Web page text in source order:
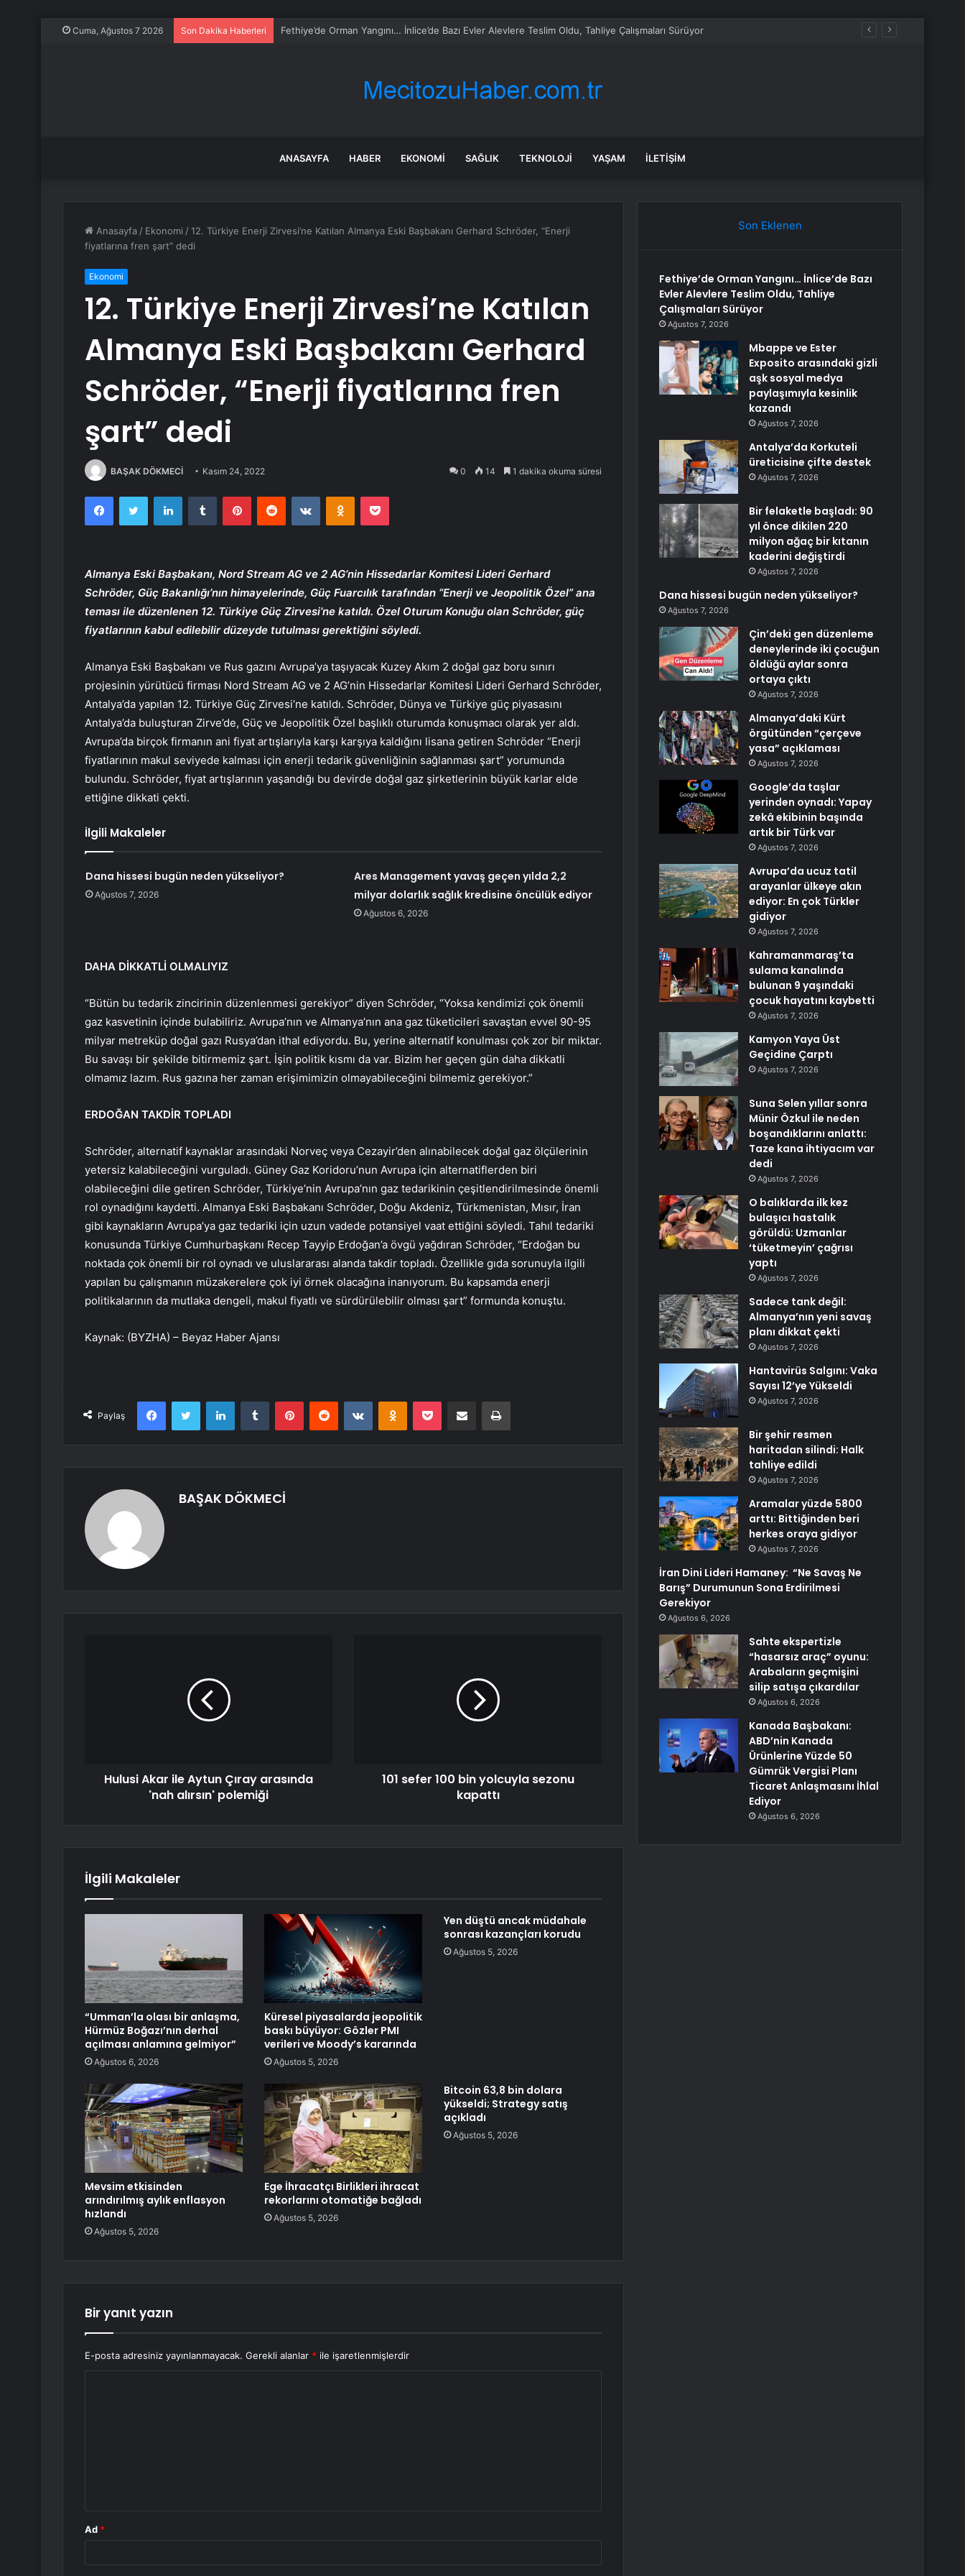
Cuma, Ağustos 7 2026 Son Dakika Haberleri Mbappe ve Ester Exposito arasındaki gizli aşk sosyal medya paylaşımıyla kesinlik kazandı
ANASAYFA HABER EKONOMI SAĞLIK TEKNOLOJI YAŞAM İLETIŞIM
Anasayfa / Ekonomi /12. Türkiye Enerji Zirvesi’ne Katılan Almanya Eski Başbakanı Gerhard Schröder, “Enerji
fiyatlarına fren şart” dedi
Ekonomi
12. Türkiye Enerji Zirvesi’ne Katılan
Almanya Eski Başbakanı Gerhard
Schröder, “Enerji fiyatlarına fren
şart” dedi
BAŞAK DÖKMECİ Kasım 24, 2022 0 14 1 dakika okuma süresi
FacebookTwitter LinkedInTumblr PinterestReddit VKontakteOdnoklassniki
Pocket
Almanya Eski Başbakanı, Nord Stream AG ve 2 AG’nin Hissedarlar Komitesi Lideri Gerhard
Schröder, Güç Bakanlığı’nın himayelerinde, Güç Fuarcılık tarafından “Enerji ve Jeopolitik Özel” ana
teması ile düzenlenen 12. Türkiye Güç Zirvesi’ne katıldı. Özel Oturum Konuğu olan Schröder, güç
fiyatlarının kabul edilebilir düzeyde tutulması gerektiğini söyledi.
Almanya Eski Başbakanı ve Rus gazını Avrupa’ya taşıyacak Kuzey Akım 2 doğal gaz boru sınırı
projesinin yürütücü firması Nord Stream AG ve 2 AG’nin Hissedarlar Komitesi Lideri Gerhard Schröder,
Antalya’da yapılan 12. Türkiye Güç Zirvesi’ne katıldı. Schröder, Dünya ve Türkiye güç piyasasını
Antalya’da buluşturan Zirve’de, Güç ve Jeopolitik Özel başlıklı oturumda konuşmacı olarak yer aldı.
Avrupa’da birçok firmanın ani fiyat artışlarıyla karşı karşıya kaldığını lisana getiren Schröder “Enerji
fiyatlarının makul seviyede kalması için enerji tedarik güvenliğinin sağlanması şart” yorumunda
bulundu. Schröder, fiyat artışlarının yaşandığı bu devirde doğal gaz şirketlerinin büyük karlar elde
ettiğine dikkati çekti.
İlgili Makaleler
Dana hissesi bugün neden yükseliyor?
Ağustos 7, 2026
Ares Management yavaş geçen yılda 2,2
milyar dolarlık sağlık kredisine öncülük ediyor
Ağustos 6, 2026
DAHA DİKKATLİ OLMALIYIZ
“Bütün bu tedarik zincirinin düzenlenmesi gerekiyor” diyen Schröder, “Yoksa kendimizi çok önemli
gaz kasvetinin içinde bulabiliriz. Avrupa’nın ve Almanya’nın ana gaz tüketicileri savaştan evvel 90-95
milyar metreküp doğal gazı Rusya’dan ithal ediyordu. Bu, yerine alternatif konulması çok zor bir miktar.
Bu savaşı bir şekilde bitirmemiz şart. İşin politik kısmı da var. Bizim her geçen gün daha dikkatli
olmamız lazım. Rus gazına her zaman erişimimizin olmayabileceğini bilmemiz gerekiyor.”
ERDOĞAN TAKDİR TOPLADI
Schröder, alternatif kaynaklar arasındaki Norveç veya Cezayir’den alınabilecek doğal gaz ölçülerinin
yetersiz kalabileceğini vurguladı. Güney Gaz Koridoru’nun Avrupa için alternatiflerden biri
olabileceğini dile getiren Schröder, Türkiye’nin Avrupa’nın gaz tedarikinin çeşitlendirilmesinde önemli
rol oynadığını kaydetti. Almanya Eski Başbakanı Schröder, Doğu Akdeniz, Türkmenistan, Mısır, İran
gibi kaynakların Avrupa’ya gaz tedariki için uzun vadede potansiyel vaat ettiğini söyledi. Tahıl tedariki
konusunda Türkiye Cumhurbaşkanı Recep Tayyip Erdoğan’a övgü yağdıran Schröder, “Erdoğan bu
noktada çok önemli bir rol oynadı ve uluslararası alanda takdir topladı. Özellikle gıda sorunuyla ilgili
yapılan bu çalışmanın müzakerelere çok iyi örnek olacağına inanıyorum. Bu kapsamda enerji
politikalarının da mutlaka dengeli, makul fiyatlı ve sürdürülebilir olması şart” formunda konuştu.
Kaynak: (BYZHA) – Beyaz Haber Ajansı
Paylaş
FacebookTwitter LinkedInTumblr PinterestReddit VKontakteOdnoklassniki
Pocket E-Posta ile paylaş Yazdır
BAŞAK DÖKMECİ
Hulusi Akar ile Aytun Çıray arasında
'nah alırsın' polemiği
101 sefer 100 bin yolcuyla sezonu
kapattı
İlgili Makaleler
“Umman’la olası bir anlaşma,
Hürmüz Boğazı’nın derhal
açılması anlamına gelmiyor”
Ağustos 6, 2026
Küresel piyasalarda jeopolitik
baskı büyüyor: Gözler PMI
verileri ve Moody’s kararında
Ağustos 5, 2026
Yen düştü ancak müdahale
sonrası kazançları korudu
Ağustos 5, 2026
Mevsim etkisinden
arındırılmış aylık enflasyon
hızlandı
Ağustos 5, 2026
Ege İhracatçı Birlikleri ihracat
rekorlarını otomatiğe bağladı
Ağustos 5, 2026
Bitcoin 63,8 bin dolara
yükseldi; Strategy satış
açıkladı
Ağustos 5, 2026
Bir yanıt yazın
E-posta adresiniz yayınlanmayacak. Gerekli alanlar * ile işaretlenmişlerdir
Ad *
Son Eklenen
Fethiye’de Orman Yangını… İnlice’de Bazı
Evler Alevlere Teslim Oldu, Tahliye
Çalışmaları Sürüyor
Ağustos 7, 2026
Mbappe ve Ester
Exposito arasındaki gizli
aşk sosyal medya
paylaşımıyla kesinlik
kazandı
Ağustos 7, 2026
Antalya’da Korkuteli
üreticisine çifte destek
Ağustos 7, 2026
Bir felaketle başladı: 90
yıl önce dikilen 220
milyon ağaç bir kıtanın
kaderini değiştirdi
Ağustos 7, 2026
Dana hissesi bugün neden yükseliyor?
Ağustos 7, 2026
Çin’deki gen düzenleme
deneylerinde iki çocuğun
öldüğü aylar sonra
ortaya çıktı
Ağustos 7, 2026
Almanya’daki Kürt
örgütünden “çerçeve
yasa” açıklaması
Ağustos 7, 2026
Google’da taşlar
yerinden oynadı: Yapay
zekâ ekibinin başında
artık bir Türk var
Ağustos 7, 2026
Avrupa’da ucuz tatil
arayanlar ülkeye akın
ediyor: En çok Türkler
gidiyor
Ağustos 7, 2026
Kahramanmaraş’ta
sulama kanalında
bulunan 9 yaşındaki
çocuk hayatını kaybetti
Ağustos 7, 2026
Kamyon Yaya Üst
Geçidine Çarptı
Ağustos 7, 2026
Suna Selen yıllar sonra
Münir Özkul ile neden
boşandıklarını anlattı:
Taze kana ihtiyacım var
dedi
Ağustos 7, 2026
O balıklarda ilk kez
bulaşıcı hastalık
görüldü: Uzmanlar
‘tüketmeyin’ çağrısı
yaptı
Ağustos 7, 2026
Sadece tank değil:
Almanya’nın yeni savaş
planı dikkat çekti
Ağustos 7, 2026
Hantavirüs Salgını: Vaka
Sayısı 12’ye Yükseldi
Ağustos 7, 2026
Bir şehir resmen
haritadan silindi: Halk
tahliye edildi
Ağustos 7, 2026
Aramalar yüzde 5800
arttı: Bittiğinden beri
herkes oraya gidiyor
Ağustos 7, 2026
İran Dini Lideri Hamaney: “Ne Savaş Ne
Barış” Durumunun Sona Erdirilmesi
Gerekiyor
Ağustos 6, 2026
Sahte ekspertizle
“hasarsız araç” oyunu:
Arabaların geçmişini
silip satışa çıkardılar
Ağustos 6, 2026
Kanada Başbakanı:
ABD’nin Kanada
Ürünlerine Yüzde 50
Gümrük Vergisi Planı
Ticaret Anlaşmasını İhlal
Ediyor
Ağustos 6, 2026